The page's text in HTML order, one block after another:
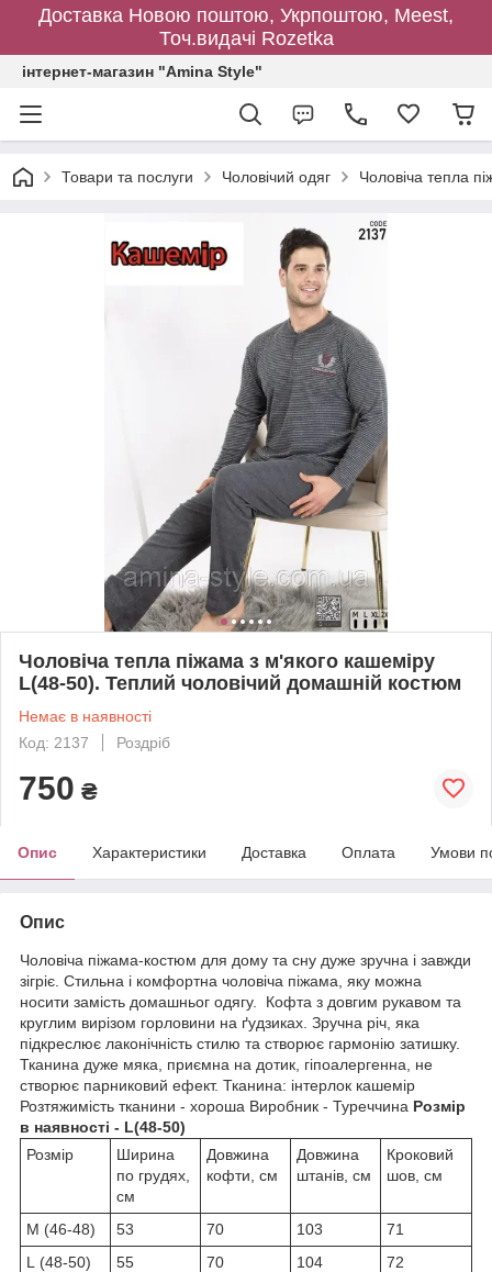
Доставка Новою поштою, Укрпоштою, Meest,
Точ.видачі Rozetka
інтернет-магазин "Amina Style"
Товари та послуги Чоловічий одяг Чоловіча тепла
Чоловіча тепла піжама з м'якого кашеміру
L(48-50). Теплий чоловічий домашній костюм
Немає в наявності
Код: 2137
Роздріб
750 ₴
Опис Характеристики Доставка Оплата Умови
Опис
Чоловіча піжама-костюм для дому та сну дуже зручна і завжди
зігріє. Стильна і комфортна чоловіча піжама, яку можна
носити замість домашньог одягу. Кофта з довгим рукавом та
круглим вирізом горловини на ґудзиках. Зручна річ, яка
підкреслює лаконічність стилю та створює гармонію затишку.
Тканина дуже мяка, приємна на дотик, гіпоалергенна, не
створює парниковий ефект. Тканина: інтерлок кашемір
Розтяжимість тканини - хороша Виробник - Туреччина Розмір
в наявності - L(48-50)
Розмір
Ширина
по грудях,
см
Довжина
кофти, см
Довжина
штанів, см
Кроковий
шов, см
М (46-48) 53 70 103
71
L (48-50)
55 70 104
72